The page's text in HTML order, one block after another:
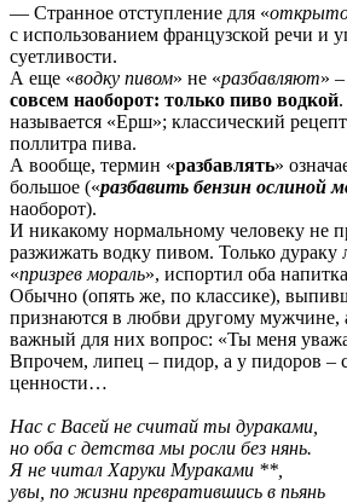
— Странное отступление для «
с использованием французской речи и
суетливости.
А еще «водку пивом» не «разбавляют»
совсем наоборот: только пиво водкой
называется «Ерш»; классический
поллитра пива.
А вообще, термин «разбавлять»
большое («разбавить бензин ослиной
наоборот).
И никакому нормальному человеку не
разжижать водку пивом. Только дураку
«призрев мораль», испортил оба
Обычно (опять же, по классике),
признаются в любви другому мужчине,
важный для них вопрос: «Ты меня
Впрочем, липец – пидор, а у пидоров –
ценности…
Нас с Васей не считай ты дураками,
но оба с детства мы росли без нянь.
Я не читал Харуки Мураками **,
увы, по жизни превратившись в пьянь